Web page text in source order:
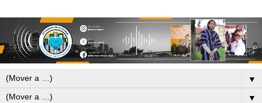
▼
▼